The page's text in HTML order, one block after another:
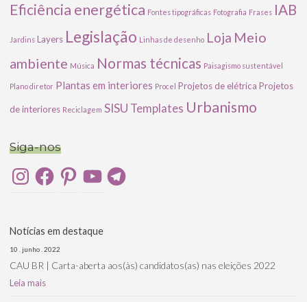
Eficiência energética Fontes tipográficas Fotografia Frases IAB
Jardins Layers Legislação Linhas de desenho Loja Meio
ambiente Música Normas técnicas Paisagismo sustentável
Plano diretor Plantas em interiores Procel Projetos de elétrica Projetos
de interiores Reciclagem SISU Templates Urbanismo
Siga-nos
InstagramFacebookPinterestYouTubeTelegram
Notícias em destaque
10 . junho . 2022
CAU BR | Carta-aberta aos(às) candidatos(as) nas eleições 2022
Leia mais